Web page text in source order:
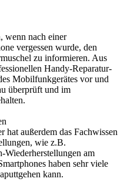
wenn nach einer
vergessen wurde, den
zu informieren. Aus
Handy-Reparatur-
Mobilfunkgerätes vor und
überprüft und im
hat außerdem das Fachwissen
wie z.B.
Wiederherstellungen am
haben sehr viele
kann.